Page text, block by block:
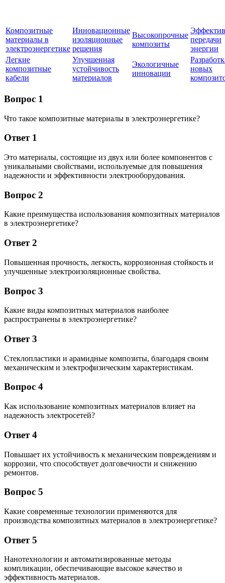
Композитные
материалы в
электроэнергетике
Инновационные
изоляционные
решения
Высокопрочные
композиты
передачи
энергии
Легкие
композитные
кабели
Улучшенная
устойчивость
материалов
Экологичные
инновации
новых
Вопрос 1
Что такое композитные материалы в электроэнергетике?
Ответ 1
Это материалы, состоящие из двух или более компонентов с
уникальными свойствами, используемые для повышения
надежности и эффективности электрооборудования.
Вопрос 2
Какие преимущества использования композитных материалов
в электроэнергетике?
Ответ 2
Повышенная прочность, легкость, коррозионная стойкость и
улучшенные электроизоляционные свойства.
Вопрос 3
Какие виды композитных материалов наиболее
распространены в электроэнергетике?
Ответ 3
Стеклопластики и арамидные композиты, благодаря своим
механическим и электрофизическим характеристикам.
Вопрос 4
Как использование композитных материалов влияет на
надежность электросетей?
Ответ 4
Повышает их устойчивость к механическим повреждениям и
коррозии, что способствует долговечности и снижению
ремонтов.
Вопрос 5
Какие современные технологии применяются для
производства композитных материалов в электроэнергетике?
Ответ 5
Нанотехнологии и автоматизированные методы
компликации, обеспечивающие высокое качество и
эффективность материалов.